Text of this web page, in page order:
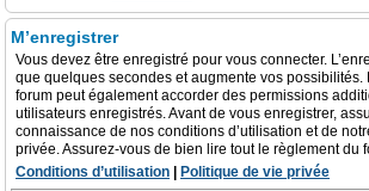
M’enregistrer
Vous devez être enregistré pour vous connecter.
que quelques secondes et augmente vos possibilités.
forum peut également accorder des permissions
utilisateurs enregistrés. Avant de vous enregistrer,
connaissance de nos conditions d’utilisation et de
privée. Assurez-vous de bien lire tout le règlement du
Conditions d’utilisation
Politique de vie privée